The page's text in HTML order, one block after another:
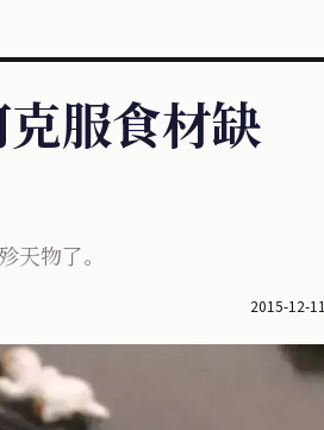
服食材缺
物了。
2015-12-11